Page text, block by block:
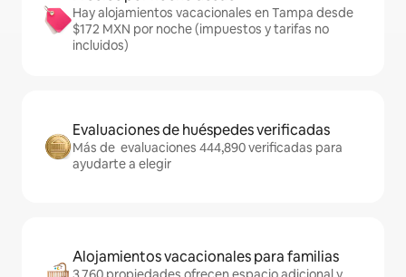
Hay alojamientos vacacionales en Tampa desde
$172 MXN por noche (impuestos y tarifas no
incluidos)
Evaluaciones de huéspedes verificadas
Más de evaluaciones 444,890 verificadas para
ayudarte a elegir
Alojamientos vacacionales para familias